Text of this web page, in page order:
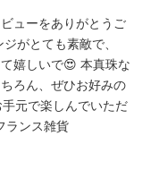
ューをありがとうご
がとても素敵で、
嬉しいで😍 本真珠な
ろん、ぜひお好みの
元で楽しんでいただ
ランス雑貨